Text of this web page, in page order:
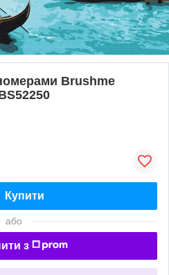
Brushme
Купити
або
з